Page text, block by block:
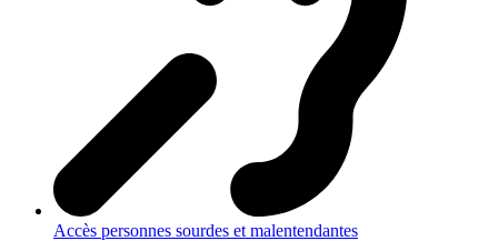
Accès personnes sourdes et malentendantes